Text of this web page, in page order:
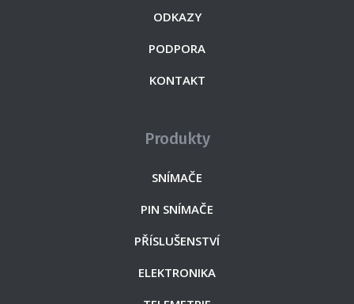
ODKAZY
PODPORA
KONTAKT
Produkty
SNÍMAČE
PIN SNÍMAČE
PŘÍSLUŠENSTVÍ
ELEKTRONIKA